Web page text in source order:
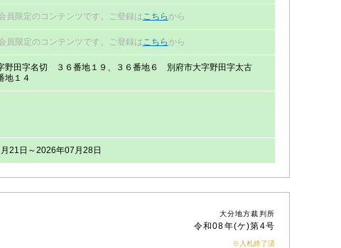
員限定のコンテンツです。ご登録はこちら から
員限定のコンテンツです。ご登録はこちら から
野田字名切 ３６番地１９、３６番地６ 別府市大字野田字太古
地１４
21日～2026年07月28日
大分地方裁判所
令和08年(ケ)第4号
※入札終了済